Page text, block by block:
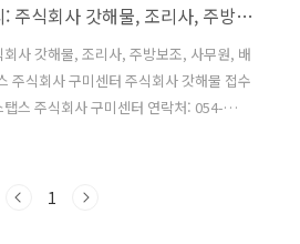
경북 포항시 노인일자리: 주식회사 갓해물, 조리사, 주방보조, 사무원, 배송원, 제조직, 경영지원
사 갓해물, 조리사, 주방보조, 사무원, 배
주식회사 구미센터 주식회사 갓해물 접수
스 주식회사 구미센터 연락처: 054-
갓해물 · 근무지역: 포항 남구 · 직무내
원 - 근무장소: 사업장 內 - 근무시간: 주5
1